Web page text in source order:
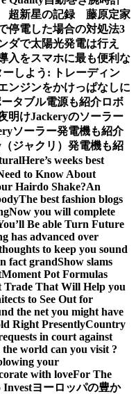
超新星の記録 藤原定家
停電した場合の対処法3
ダで太陽光発電は行え
入をスマホに最も便利な
しよう: トレーディン
ンジンをかけっぱなしに
タブル電源も紹介ロボ
明けJackeryのソーラー
ソーラー発電機も紹介
ジャクリ）発電機も紹
Here’s weeks best
to Know About
Hairdo Shake?An
The best fashion blogs
Now you will complete
Be able Turn Future
has advanced over
to keep you sound
fact grandShow slams
Moment Pot Formulas
Trade That Will Help you
to See Out for
the net you might have
Right PresentlyCountry
in court against
world can you visit ?
your
with loveFor The
Investヨーロッパの豊か